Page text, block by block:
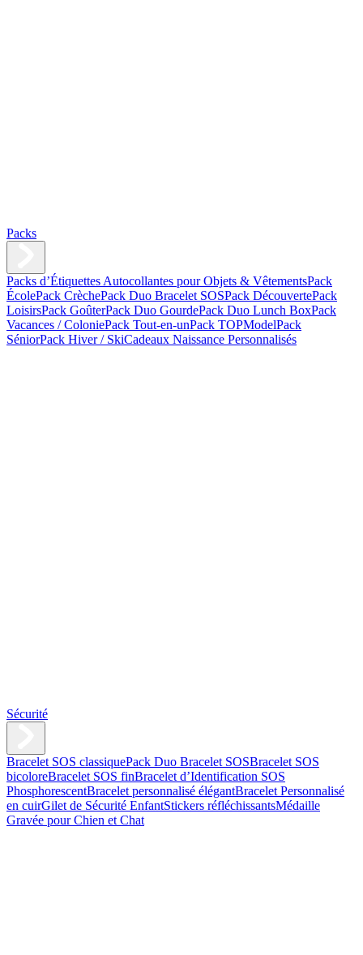
Packs
Packs d’Étiquettes Autocollantes pour Objets & VêtementsPack
ÉcolePack CrèchePack Duo Bracelet SOSPack DécouvertePack
LoisirsPack GoûterPack Duo GourdePack Duo Lunch BoxPack
Vacances / ColoniePack Tout-en-unPack TOPModelPack
SéniorPack Hiver / SkiCadeaux Naissance Personnalisés
Sécurité
Bracelet SOS classiquePack Duo Bracelet SOSBracelet SOS
bicoloreBracelet SOS finBracelet d’Identification SOS
PhosphorescentBracelet personnalisé élégantBracelet Personnalisé
en cuirGilet de Sécurité EnfantStickers réfléchissantsMédaille
Gravée pour Chien et Chat